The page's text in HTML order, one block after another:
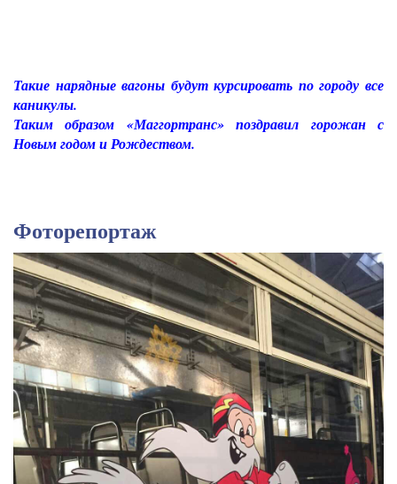
Такие нарядные вагоны будут курсировать по городу все
каникулы.
Таким образом «Маггортранс» поздравил горожан с
Новым годом и Рождеством.
Фоторепортаж